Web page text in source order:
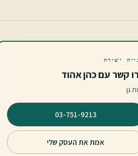
ישירה
קשר עם כהן אהוד
גן
⁦03-751-9213⁩
אמת את העסק שלי